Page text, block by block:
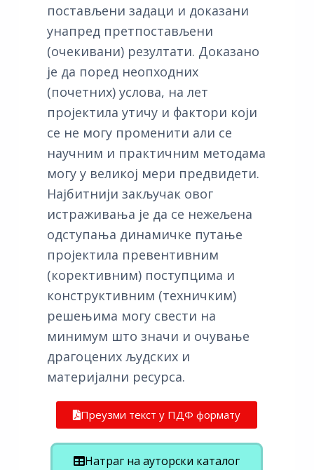
постављени задаци и доказани
унапред претпостављени
(очекивани) резултати. Доказано
је да поред неопходних
(почетних) услова, на лет
пројектила утичу и фактори који
се не могу променити али се
научним и практичним методама
могу у великој мери предвидети.
Најбитнији закључак овог
истраживања је да се нежељена
одступања динамичке путање
пројектила превентивним
(корективним) поступцима и
конструктивним (техничким)
решењима могу свести на
минимум што значи и очување
драгоцених људских и
материјални ресурса.
Преузми текст у ПДФ формату
Натраг на ауторски каталог